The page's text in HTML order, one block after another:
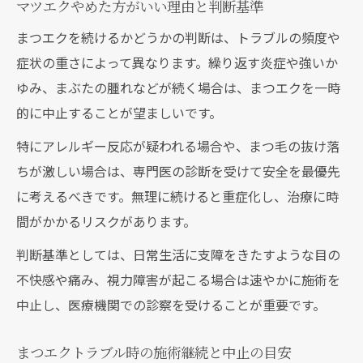
マツエクやめた方がいい理由と判断基準
まつエクを続けるかどうかの判断は、トラブルの頻度や
症状の重さによって異なります。繰り返す炎症や強いか
ゆみ、まぶたの腫れなどが続く場合は、まつエクを一時
的に中止することが望ましいです。
特にアレルギー反応が疑われる場合や、まつ毛の抜け落
ちが激しい場合は、専門医の診断を受けて安全を最優先
に考えるべきです。無理に続けると重症化し、治療に時
間がかかるリスクがあります。
判断基準としては、日常生活に支障をきたすような目の
不快感や痛み、視力障害が起こる場合は速やかに施術を
中止し、医療機関での診察を受けることが重要です。
まつエクトラブル時の施術継続と中止の目安